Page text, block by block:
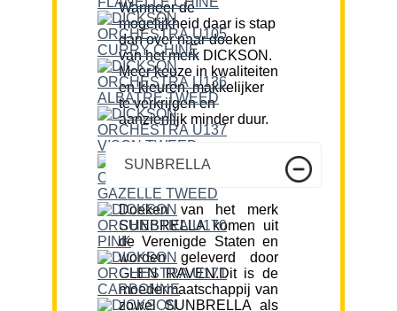
Wanneer de
mogelijkheid daar is stap
dan over naar doeken
van het merk DICKSON.
Meer keuze in kwaliteiten
en kleuren, makkelijker
te verkrijgen en
aanzienlijk minder duur.
SUNBRELLA
Doeken van het merk
SUNBRELLA komen uit
de Verenigde Staten en
worden geleverd door
GLEN RAVEN.Dit is de
moedermaatschappij van
zowel SUNBRELLA als